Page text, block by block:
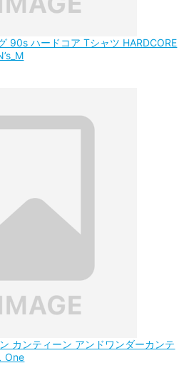
90s ハードコア Tシャツ HARDCORE
カンティーン アンドワンダーカンテ
One